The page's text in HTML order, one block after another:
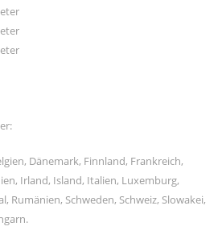
Dänemark, Finnland, Frankreich,
Irland, Island, Italien, Luxemburg,
Rumänien, Schweden, Schweiz, Slowakei,